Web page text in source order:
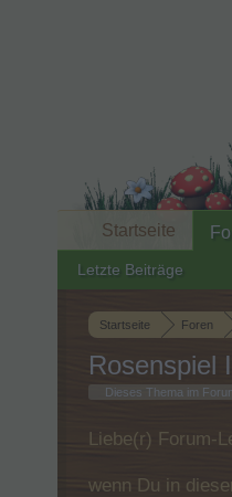
Startseite Foren
Rosenspiel
Dieses Thema im
Liebe(r) Forum-
wenn Du in
Startseite
Letzte Beiträge